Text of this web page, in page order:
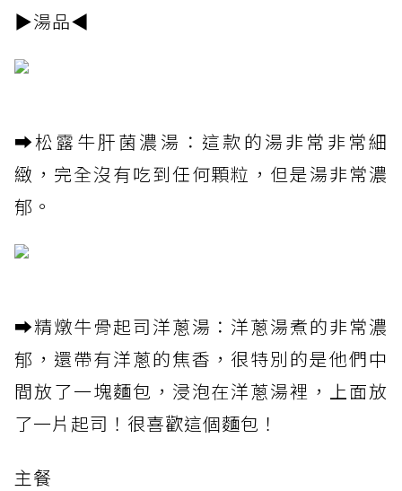
▶湯品◀
➡️松露牛肝菌濃湯：這款的湯非常非常細
緻，完全沒有吃到任何顆粒，但是湯非常濃
郁。
➡️精燉牛骨起司洋蔥湯：洋蔥湯煮的非常濃
郁，還帶有洋蔥的焦香，很特別的是他們中
間放了一塊麵包，浸泡在洋蔥湯裡，上面放
了一片起司！很喜歡這個麵包！
主餐